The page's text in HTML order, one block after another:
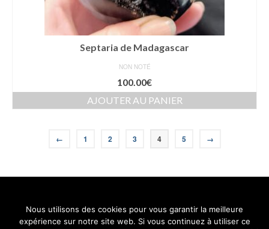
Septaria de Madagascar
NON NOTÉ
100.00€
AJOUTER AU PANIER
← 1 2 3 4 5 →
Contact
Conditions générales de vente
Nous utilisons des cookies pour vous garantir la meilleure
expérience sur notre site web. Si vous continuez à utiliser ce